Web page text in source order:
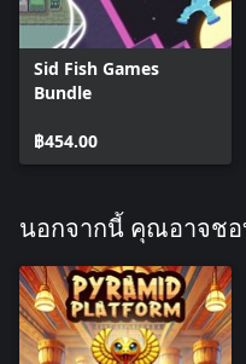
Sid Fish Games
Bundle
฿454.00
นอกจากนี้ คุณอาจชอ